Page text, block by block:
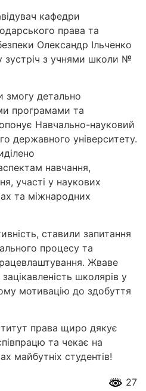
кафедри
права та
Олександр Ільченко
зустріч з учнями школи №
змогу детально
програмами та
Навчально-науковий
державного університету.
навчання,
участі у наукових
та міжнародних
ставили запитання
процесу та
Жваве
школярів у
мотивацію до здобуття
права щиро дякує
та чекає на
майбутніх студентів!
27